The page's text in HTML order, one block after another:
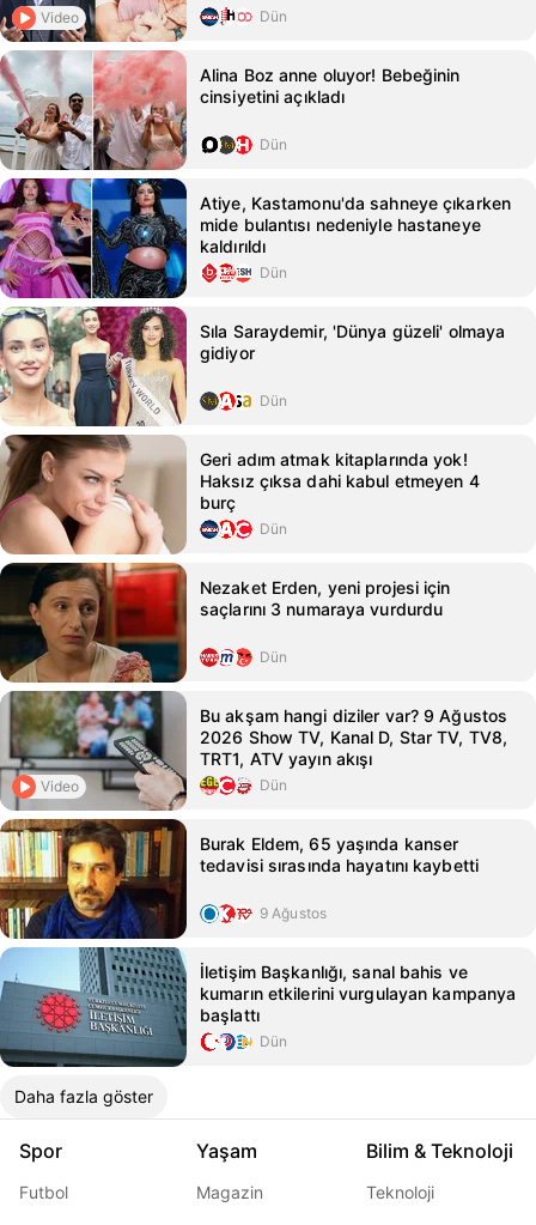
Video Dün
Alina Boz anne oluyor! Bebeğinin
cinsiyetini açıkladı
Dün
Atiye, Kastamonu'da sahneye çıkarken
mide bulantısı nedeniyle hastaneye
kaldırıldı
Dün
Sıla Saraydemir, 'Dünya güzeli' olmaya
gidiyor
Dün
Geri adım atmak kitaplarında yok!
Haksız çıksa dahi kabul etmeyen 4
burç
Dün
Nezaket Erden, yeni projesi için
saçlarını 3 numaraya vurdurdu
Dün
Video
Bu akşam hangi diziler var? 9 Ağustos
2026 Show TV, Kanal D, Star TV, TV8,
TRT1, ATV yayın akışı
Dün
Burak Eldem, 65 yaşında kanser
tedavisi sırasında hayatını kaybetti
9 Ağustos
İletişim Başkanlığı, sanal bahis ve
kumarın etkilerini vurgulayan kampanya
başlattı
Dün
Daha fazla göster
Spor
Futbol
Yaşam
Magazin
Bilim & Teknoloji
Teknoloji